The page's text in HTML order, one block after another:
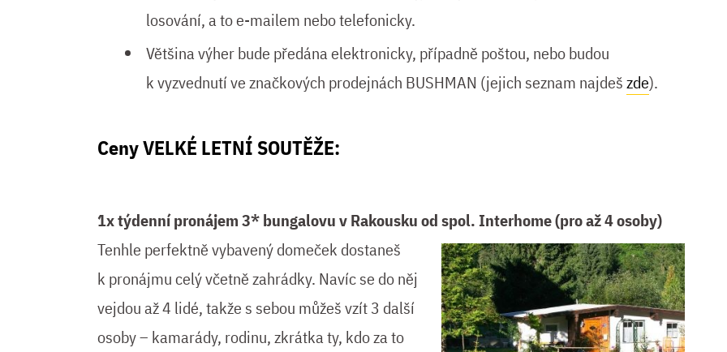
losování, a to e-mailem nebo telefonicky.
Většina výher bude předána elektronicky, případně poštou, nebo budou
k vyzvednutí ve značkových prodejnách BUSHMAN (jejich seznam najdešzde).
Ceny VELKÉ LETNÍ SOUTĚŽE:
1x týdenní pronájem 3* bungalovu v Rakousku od spol. Interhome (pro až 4 osoby)
Tenhle perfektně vybavený domeček dostaneš
k pronájmu celý včetně zahrádky. Navíc se do něj
vejdou až 4 lidé, takže s sebou můžeš vzít 3 další
osoby – kamarády, rodinu, zkrátka ty, kdo za to